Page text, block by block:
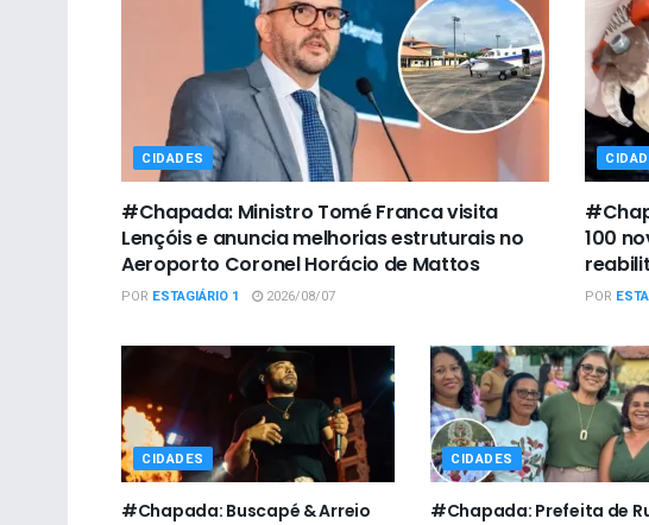
CIDADES
#Chapada: Ministro Tomé Franca visita
Lençóis e anuncia melhorias estruturais no
Aeroporto Coronel Horácio de Mattos
POR ESTAGIÁRIO 1 2026/08/07
100
POR
CIDADES
#Chapada: Buscapé & Arreio
CIDADES
#Chapada: Prefeita de